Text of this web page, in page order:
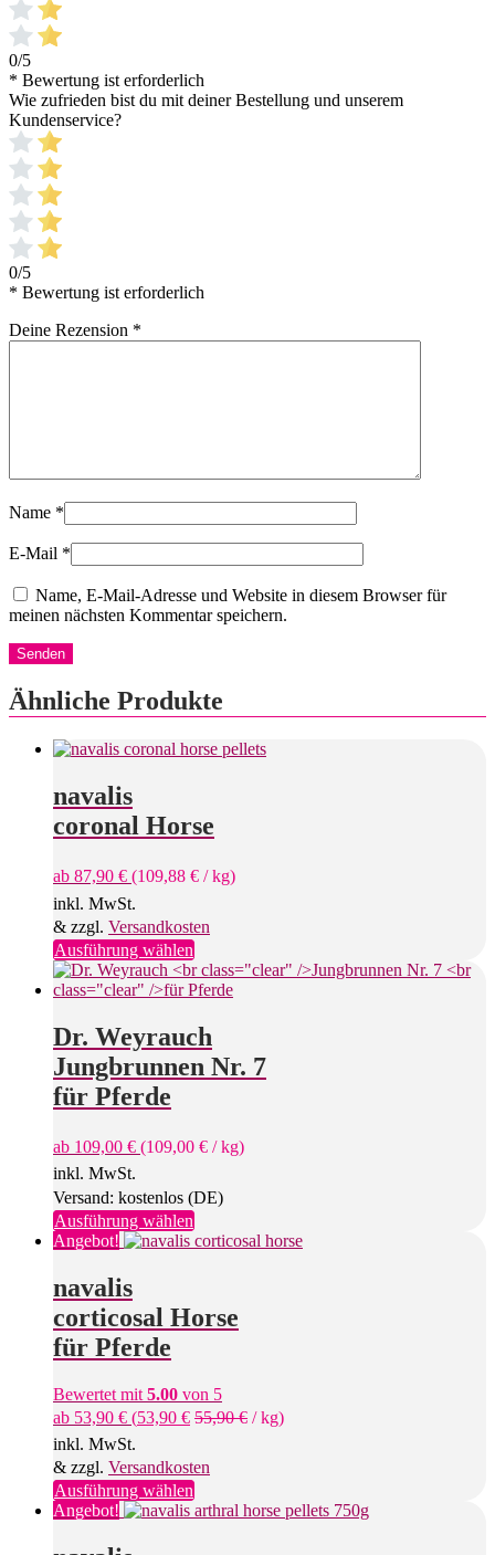
0/5
* Bewertung ist erforderlich
Wie zufrieden bist du mit deiner Bestellung und unserem
Kundenservice?
0/5
* Bewertung ist erforderlich
Deine Rezension *
Name *
E-Mail *
Name, E-Mail-Adresse und Website in diesem Browser für
meinen nächsten Kommentar speichern.
Ähnliche Produkte
navalis
coronal Horse
ab 87,90 € (109,88 € /kg)
inkl. MwSt.
& zzgl. Versandkosten
Ausführung wählenDieses
Produkt
weist
Varianten
auf.
Die
der
gewählt
werden
Dr. Weyrauch
Jungbrunnen Nr. 7
für Pferde
ab 109,00 € (109,00 € /kg)
inkl. MwSt.
Versand: kostenlos (DE)
Ausführung wählenDieses
Produkt
auf.
auf
der
werden
Angebot!
navalis
corticosal Horse
für Pferde
Bewertet mit 5.00 von 5
ab 53,90 € (53,90 € 55,90€ /kg)
inkl. MwSt.
& zzgl. Versandkosten
Ausführung wählen
Produkt
Angebot!